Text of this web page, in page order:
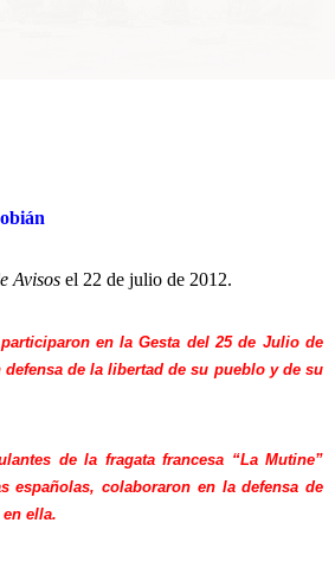
Avisos el 22 de julio de 2012.
en la Gesta del 25 de Julio de
de la libertad de su pueblo y de su
de la fragata francesa “La Mutine”
españolas, colaboraron en la defensa de
ella.